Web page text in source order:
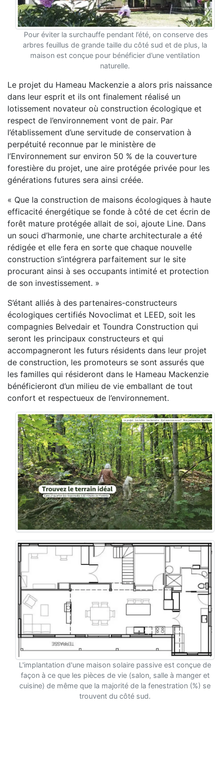
Pour éviter la surchauffe pendant l’été, on conserve des
arbres feuillus de grande taille du côté sud et de plus, la
maison est conçue pour bénéficier d’une ventilation
naturelle.
Le projet du Hameau Mackenzie a alors pris naissance
dans leur esprit et ils ont finalement réalisé un
lotissement novateur où construction écologique et
respect de l’environnement vont de pair. Par
l’établissement d’une servitude de conservation à
perpétuité reconnue par le ministère de
l’Environnement sur environ 50 % de la couverture
forestière du projet, une aire protégée privée pour les
générations futures sera ainsi créée.
« Que la construction de maisons écologiques à haute
efficacité énergétique se fonde à côté de cet écrin de
forêt mature protégée allait de soi, ajoute Line. Dans
un souci d’harmonie, une charte architecturale a été
rédigée et elle fera en sorte que chaque nouvelle
construction s’intégrera parfaitement sur le site
procurant ainsi à ses occupants intimité et protection
de son investissement. »
S’étant alliés à des partenaires-constructeurs
écologiques certifiés Novoclimat et LEED, soit les
compagnies Belvedair et Toundra Construction qui
seront les principaux constructeurs et qui
accompagneront les futurs résidents dans leur projet
de construction, les promoteurs se sont assurés que
les familles qui résideront dans le Hameau Mackenzie
bénéficieront d’un milieu de vie emballant de tout
confort et respectueux de l’environnement.
L'implantation d'une maison solaire passive est conçue de
façon à ce que les pièces de vie (salon, salle à manger et
cuisine) de même que la majorité de la fenestration (%) se
trouvent du côté sud.